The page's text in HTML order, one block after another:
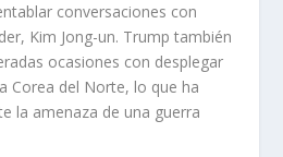
conversaciones con
Kim Jong-un. Trump también
ocasiones con desplegar
Corea del Norte, lo que ha
la amenaza de una guerra